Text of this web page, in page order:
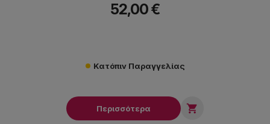
52,00 €
Κατόπιν Παραγγελίας
Περισσότερα 